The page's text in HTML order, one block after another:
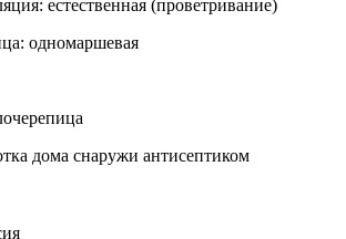
естественная (проветривание)
одномаршевая
дома снаружи антисептиком